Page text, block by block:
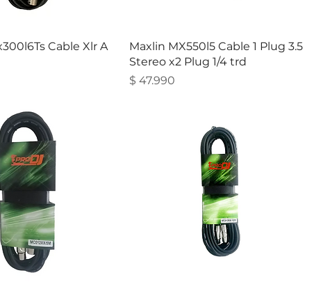
Cable Xlr A
Maxlin MX550l5 Cable 1 Plug 3.5
Stereo x2 Plug 1/4 trd
Precio
$ 47.990